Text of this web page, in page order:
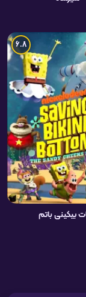
6.8
بیکینی باتم